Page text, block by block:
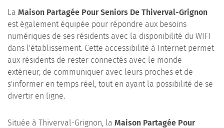
La Maison Partagée Pour Seniors De Thiverval-Grignon
est également équipée pour répondre aux besoins
numériques de ses résidents avec la disponibilité du WIFI
dans l'établissement. Cette accessibilité à Internet permet
aux résidents de rester connectés avec le monde
extérieur, de communiquer avec leurs proches et de
s'informer en temps réel, tout en ayant la possibilité de se
divertir en ligne.
Située à Thiverval-Grignon, la Maison Partagée Pour